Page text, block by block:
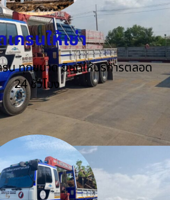
ครนให้เช่า
รน ทุกขนาด ยินดีให้บริการตลอด
24 ชั่วโมง